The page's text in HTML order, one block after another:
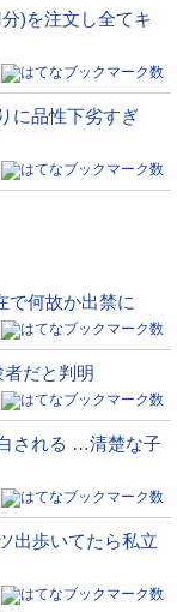
)を注文し全てキ
に品性下劣すぎ
で何故か出禁に
者だと判明
される …清楚な子
出歩いてたら私立